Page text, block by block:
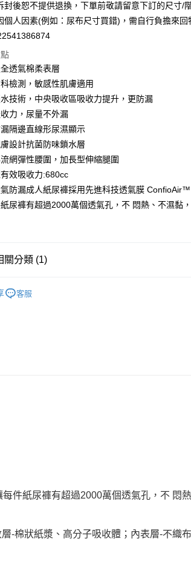
Pay
先享後付
AFTEE先享後付」】
先享後付是「在收到商品之後才付款」的支付方式。 讓您
安心！
單：不需註冊會員、不需綁卡、不需儲值。
：先確認商品／服務後，再付款。
先享後付」結帳流程】
結帳方式選擇「AFTEE先享後付」後，將跳轉至「AFTEE先
頁面，進行簡訊認證並確認金額後，即可完成結帳。
成立數日內，您將收到繳費通知簡訊。
到繳費通知簡訊後14天內，點擊此簡訊中的連結，可透過四
／網路銀行／等多元方式進行付款，方視為交易完成。
：結帳手續完成當下不需立刻繳費，但若您需要取消訂
商品的店家。未經商家同意取消之訂單仍視為有效，需透過
支援中心」https://netprotections.freshdesk.com/support/
過由恩沛科技股份有限公司提供之「AFTEE先享後付」服務
款
式
，滿NT$590(含以上)免運費
，滿NT$890(含以上)免運費
封後恕不提供退換，下單前敬請留意下訂的尺寸/
個人因素(例如：尿布尺寸買錯)，需自行負擔來回
透氣棉柔表層
檢測，敏感性肌膚適用
技術，中央吸收區吸收力提升，更防漏
力，尿量不外漏
隔邊直線形尿濕顯示
設計抗菌防味鎖水層
網彈性腰圍，加長型伸縮腿圍
效吸收力:680cc
防漏成人紙尿褲採用先進科技透氣膜 ConfioAir™
尿褲有超過2000萬個透氣孔，不 悶熱、不濕黏
關分類 (1)
客服
件紙尿褲有超過2000萬個透氣孔，不 悶
-棉狀紙漿、高分子吸收體；內表層-不織布